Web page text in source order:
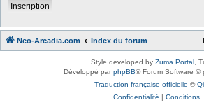
Inscription
Neo-Arcadia.com Index du forum
Style developed by Zuma Portal ,
Développé parphpBB® Forum Software ©
Traduction française officielle ©
Confidentialité | Conditions